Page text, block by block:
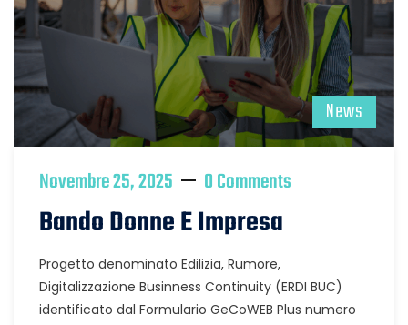
News
Novembre 25, 2025 0 Comments
Bando Donne E Impresa
Progetto denominato Edilizia, Rumore,
Digitalizzazione Businness Continuity (ERDI BUC)
identificato dal Formulario GeCoWEB Plus numero